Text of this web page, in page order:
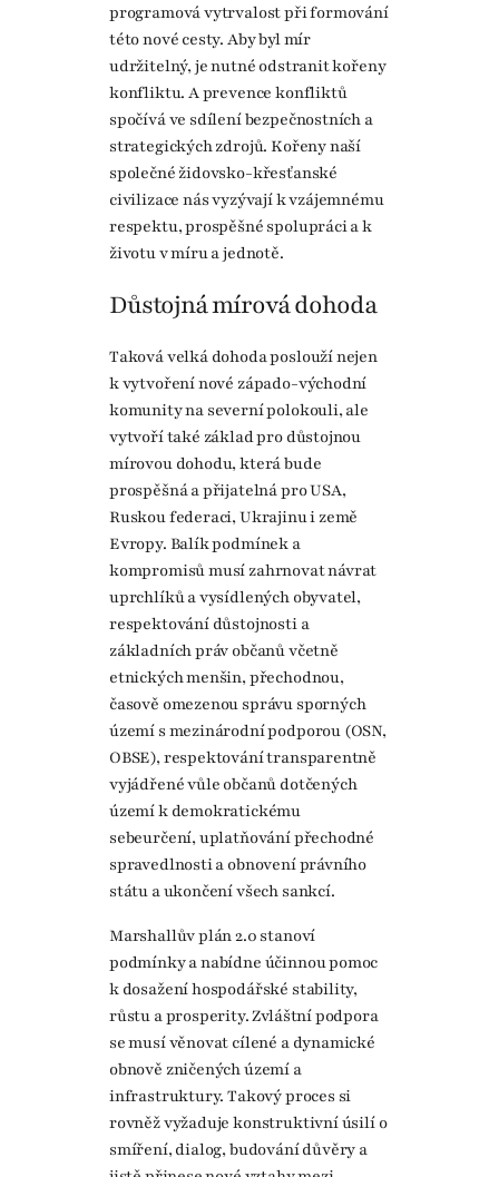
programová vytrvalost při formování
této nové cesty. Aby byl mír
udržitelný, je nutné odstranit kořeny
konfliktu. A prevence konfliktů
spočívá ve sdílení bezpečnostních a
strategických zdrojů. Kořeny naší
společné židovsko-křesťanské
civilizace nás vyzývají k vzájemnému
respektu, prospěšné spolupráci a k
životu v míru a jednotě.
Důstojná mírová dohoda
Taková velká dohoda poslouží nejen
k vytvoření nové západo-východní
komunity na severní polokouli, ale
vytvoří také základ pro důstojnou
mírovou dohodu, která bude
prospěšná a přijatelná pro USA,
Ruskou federaci, Ukrajinu i země
Evropy. Balík podmínek a
kompromisů musí zahrnovat návrat
uprchlíků a vysídlených obyvatel,
respektování důstojnosti a
základních práv občanů včetně
etnických menšin, přechodnou,
časově omezenou správu sporných
území s mezinárodní podporou (OSN,
OBSE), respektování transparentně
vyjádřené vůle občanů dotčených
území k demokratickému
sebeurčení, uplatňování přechodné
spravedlnosti a obnovení právního
státu a ukončení všech sankcí.
Marshallův plán 2.0 stanoví
podmínky a nabídne účinnou pomoc
k dosažení hospodářské stability,
růstu a prosperity. Zvláštní podpora
se musí věnovat cílené a dynamické
obnově zničených území a
infrastruktury. Takový proces si
rovněž vyžaduje konstruktivní úsilí o
smíření, dialog, budování důvěry a